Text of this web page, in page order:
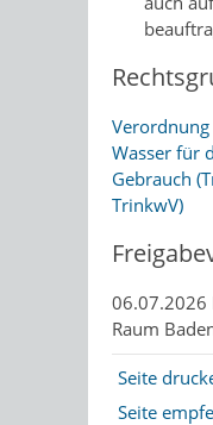
Wasser für
Gebrauch
TrinkwV)
06.07.2026
Raum
Seite
Seite